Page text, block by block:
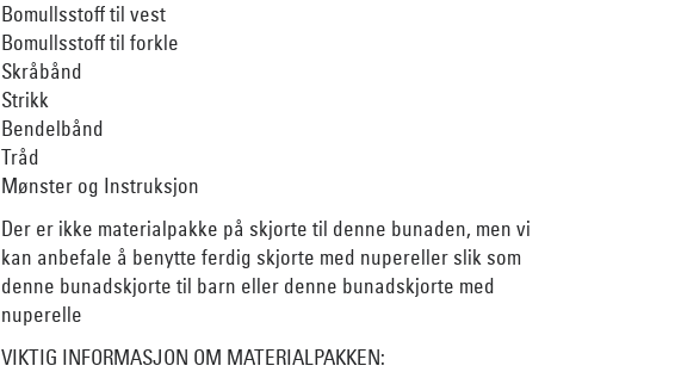
Bomullsstoff til vest
Bomullsstoff til forkle
Skråbånd
Strikk
Bendelbånd
Tråd
Mønster og Instruksjon
Der er ikke materialpakke på skjorte til denne bunaden, men vi
kan anbefale å benytte ferdig skjorte med nupereller slik som
denne bunadskjorte til barn eller denne bunadskjorte med
nuperelle
VIKTIG INFORMASJON OM MATERIALPAKKEN: